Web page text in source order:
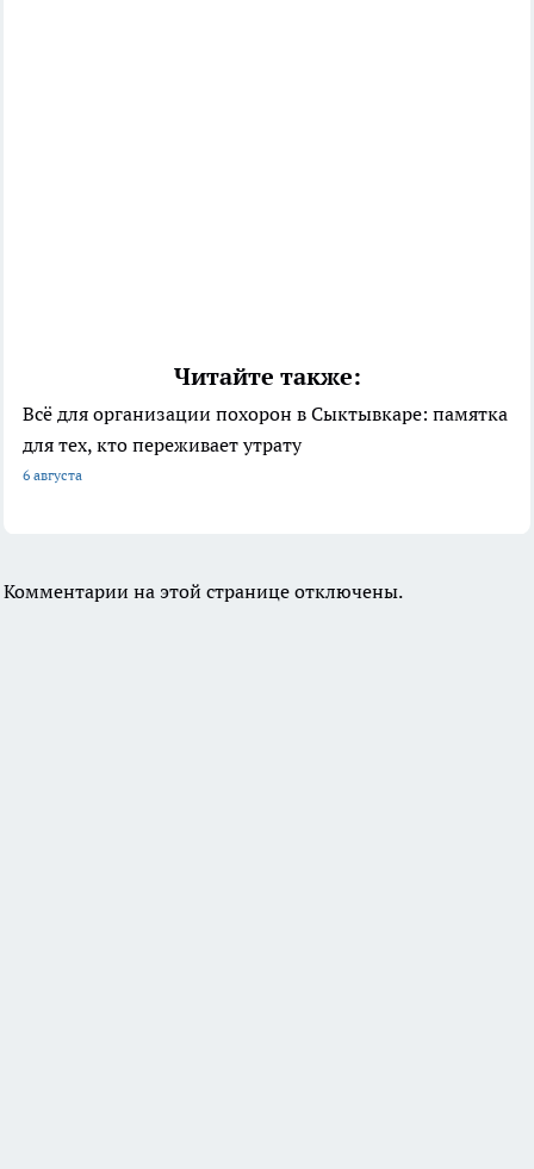
Читайте также:
Всё для организации похорон в Сыктывкаре: памятка
для тех, кто переживает утрату
6 августа
Комментарии на этой странице отключены.